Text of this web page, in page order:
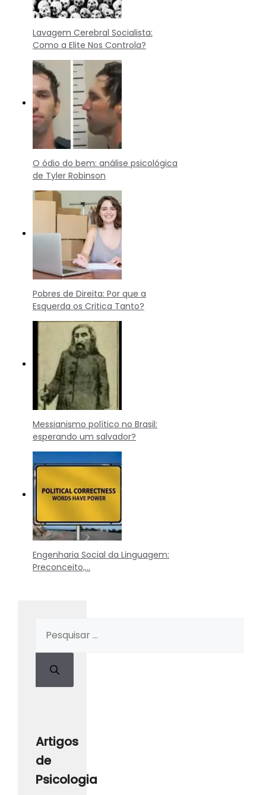
Lavagem Cerebral Socialista:
Como a Elite Nos Controla?
O ódio do bem: análise psicológica
de Tyler Robinson
Pobres de Direita: Por que a
Esquerda os Critica Tanto?
Messianismo político no Brasil:
esperando um salvador?
Engenharia Social da Linguagem:
Preconceito,…
Artigos
de
Psicologia